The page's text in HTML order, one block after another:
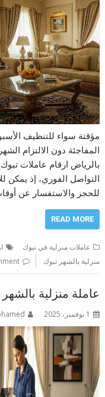
مؤقتة سواء للتنظيف
المفاجئة دون الالتزام
بالرياض ارقام عاملات
التواصل الفوري، إذ يمكن
للحجز والاستفسار عن
READ MORE
عاملات منزلية في تبوك
منزلية بالشهر تبوك
عاملة منزلية بالشهر تبوك
1 نوفمبر، 2025